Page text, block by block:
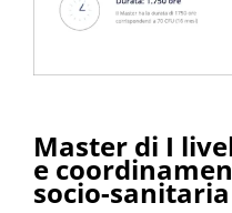
Master di I
e
socio-sanitaria